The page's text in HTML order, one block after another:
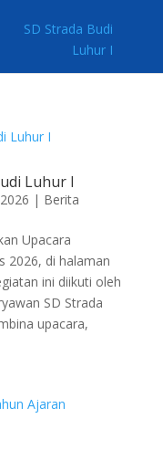
Luhur I
| Berita
Upacara
2026, di halaman
ini diikuti oleh
SD Strada
upacara,